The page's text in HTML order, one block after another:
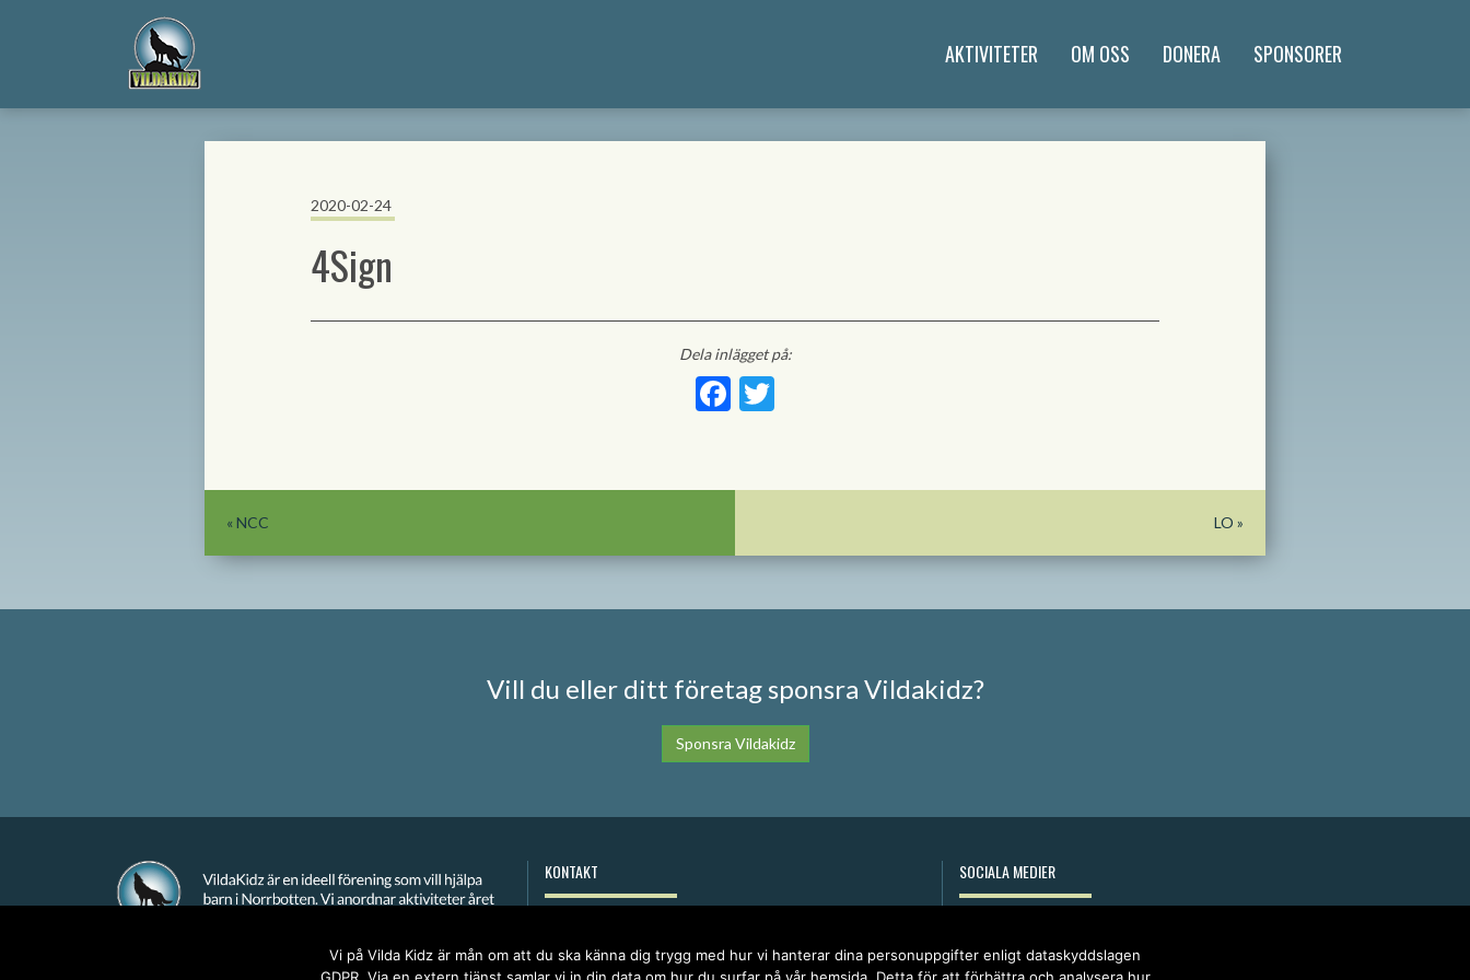
AKTIVITETER OM OSS DONERA SPONSORER
2020-02-24
4Sign
Dela inlägget på:
Facebook
LO »
« NCC
Vill du eller ditt företag sponsra Vildakidz?
Sponsra Vildakidz
KONTAKT
Integritetspolicy
SOCIALA MEDIER
Vi på Vilda Kidz är mån om att du ska känna dig trygg med hur vi hanterar dina personuppgifter enligt dataskyddslagen